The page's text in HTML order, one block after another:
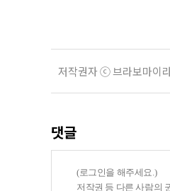
저작권자 ⓒ 브라보마이
댓글